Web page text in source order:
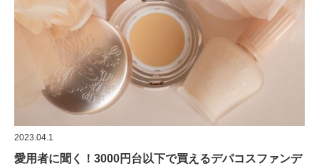
2023.04.1
愛用者に聞く！3000円台以下で買えるデパコスファンデ